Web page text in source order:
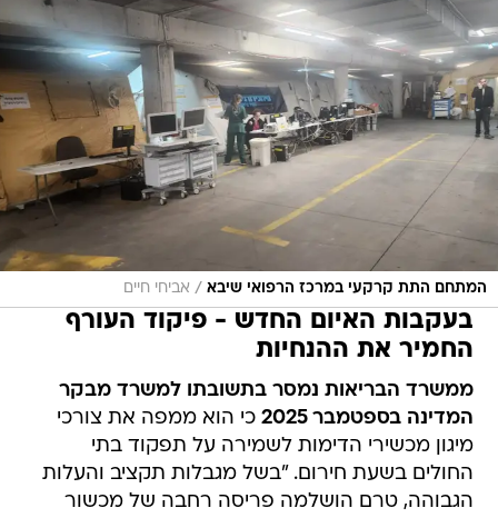
המתחם התת קרקעי במרכז הרפואי שיבא / אביחי חיים
בעקבות האיום החדש - פיקוד העורף
החמיר את ההנחיות
ממשרד הבריאות נמסר בתשובתו למשרד מבקר
המדינה בספטמבר 2025
כי הוא ממפה את צורכי
מיגון מכשירי הדימות לשמירה על תפקוד בתי
החולים בשעת חירום. "בשל מגבלות תקציב והעלות
הגבוהה, טרם הושלמה פריסה רחבה של מכשור